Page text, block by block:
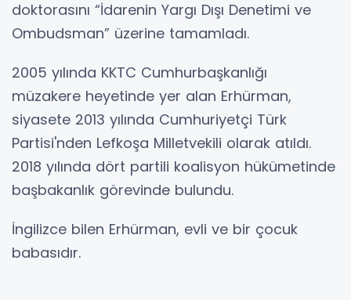
doktorasını “İdarenin Yargı Dışı Denetimi ve
Ombudsman” üzerine tamamladı.
2005 yılında KKTC Cumhurbaşkanlığı
müzakere heyetinde yer alan Erhürman,
siyasete 2013 yılında Cumhuriyetçi Türk
Partisi'nden Lefkoşa Milletvekili olarak atıldı.
2018 yılında dört partili koalisyon hükümetinde
başbakanlık görevinde bulundu.
İngilizce bilen Erhürman, evli ve bir çocuk
babasıdır.